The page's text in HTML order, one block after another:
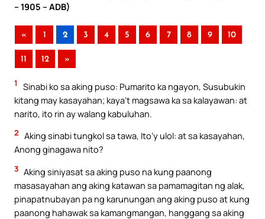
– 1905 – ADB)
« 1 2 3 4 5 6 7 8 9 10
11 12 »
1
Sinabi ko sa aking puso: Pumarito ka ngayon, Susubukin
kitang may kasayahan; kaya’t magsawa ka sa kalayawan: at
narito, ito rin ay walang kabuluhan.
2 Aking sinabi tungkol sa tawa, Ito’y ulol: at sa kasayahan,
Anong ginagawa nito?
3 Aking siniyasat sa aking puso na kung paanong
masasayahan ang aking katawan sa pamamagitan ng alak,
pinapatnubayan pa ng karunungan ang aking puso at kung
paanong hahawak sa kamangmangan, hanggang sa aking